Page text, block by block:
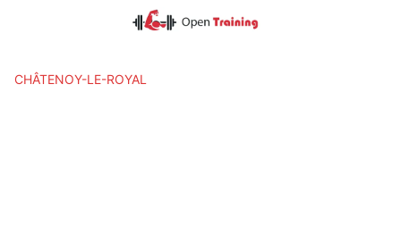
CHÂTENOY-LE-ROYAL